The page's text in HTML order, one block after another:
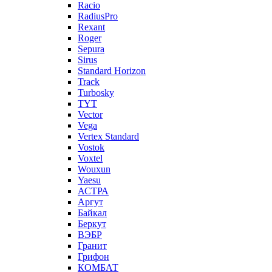
Racio
RadiusPro
Rexant
Roger
Sepura
Sirus
Standard Horizon
Track
Turbosky
TYT
Vector
Vega
Vertex Standard
Vostok
Voxtel
Wouxun
Yaesu
АСТРА
Аргут
Байкал
Беркут
ВЭБР
Гранит
Грифон
КОМБАТ